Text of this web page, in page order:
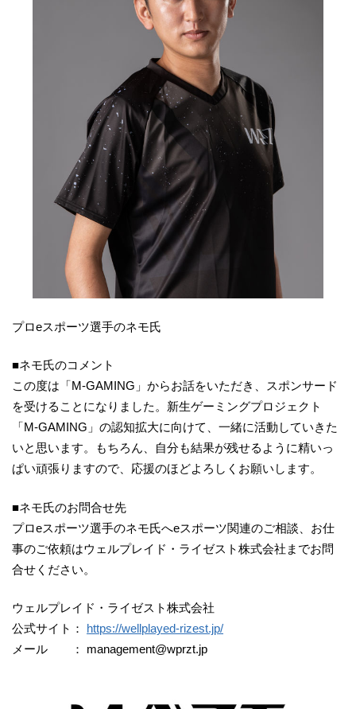
プロeスポーツ選手のネモ氏
■ネモ氏のコメント
この度は「M-GAMING」からお話をいただき、スポンサード
を受けることになりました。新生ゲーミングプロジェクト
「M-GAMING」の認知拡大に向けて、一緒に活動していきた
いと思います。もちろん、自分も結果が残せるように精いっ
ぱい頑張りますので、応援のほどよろしくお願いします。
■ネモ氏のお問合せ先
プロeスポーツ選手のネモ氏へeスポーツ関連のご相談、お仕
事のご依頼はウェルプレイド・ライゼスト株式会社までお問
合せください。
ウェルプレイド・ライゼスト株式会社
公式サイト： https://wellplayed-rizest.jp/
メール ： management@wprzt.jp